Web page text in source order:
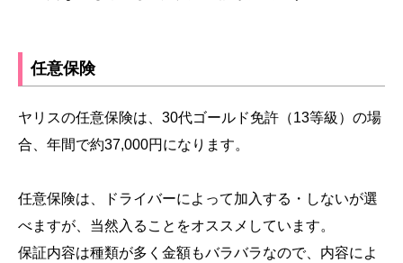
任意保険
ヤリスの任意保険は、30代ゴールド免許（13等級）の場
合、年間で約37,000円になります。
任意保険は、ドライバーによって加入する・しないが選
べますが、当然入ることをオススメしています。
保証内容は種類が多く金額もバラバラなので、内容によ